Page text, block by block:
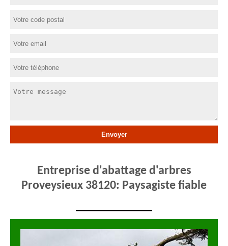
Entreprise d'abattage d'arbres
Proveysieux 38120: Paysagiste fiable